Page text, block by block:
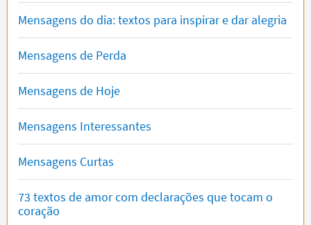
Mensagens do dia: textos para inspirar e dar alegria
Mensagens de Perda
Mensagens de Hoje
Mensagens Interessantes
Mensagens Curtas
73 textos de amor com declarações que tocam o
coração